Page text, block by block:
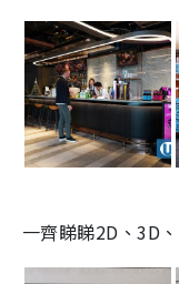
一齊睇睇2D 、3D、